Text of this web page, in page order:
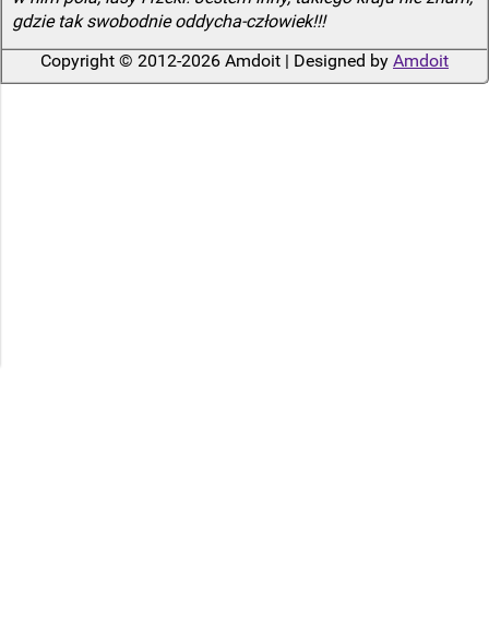
gdzie tak swobodnie oddycha-człowiek!!!
Copyright © 2012-2026 Amdoit | Designed by Amdoit